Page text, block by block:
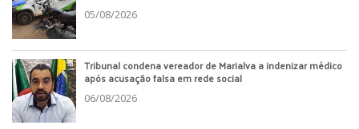
05/08/2026
Tribunal condena vereador de Marialva a indenizar médico
após acusação falsa em rede social
06/08/2026